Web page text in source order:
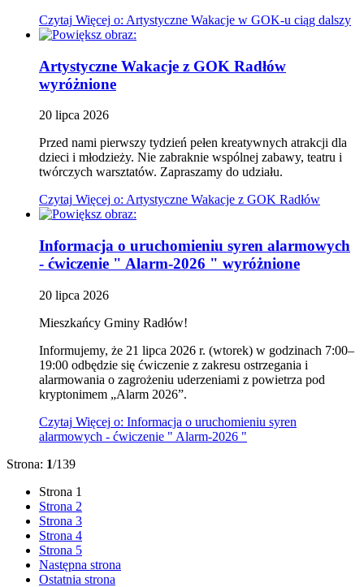
Czytaj Więcej o: Artystyczne Wakacje w GOK-u ciąg dalszy
Artystyczne Wakacje z GOK Radłów
wyróżnione
20 lipca 2026
Przed nami pierwszy tydzień pełen kreatywnych atrakcji dla
dzieci i młodzieży. Nie zabraknie wspólnej zabawy, teatru i
twórczych warsztatów. Zapraszamy do udziału.
Czytaj Więcej o: Artystyczne Wakacje z GOK Radłów
Informacja o uruchomieniu syren alarmowych
- ćwiczenie " Alarm-2026 " wyróżnione
20 lipca 2026
Mieszkańcy Gminy Radłów!
Informujemy, że 21 lipca 2026 r. (wtorek) w godzinach 7:00–
19:00 odbędzie się ćwiczenie z zakresu ostrzegania i
alarmowania o zagrożeniu uderzeniami z powietrza pod
kryptonimem „Alarm 2026”.
Czytaj Więcej o: Informacja o uruchomieniu syren
alarmowych - ćwiczenie " Alarm-2026 "
Strona: 1/139
Strona 1
Strona 2
Strona 3
Strona 4
Strona 5
Następna strona
Ostatnia strona